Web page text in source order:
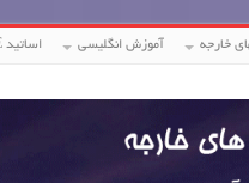
خارجه آموزش انگلیسی اساتید NATIVE